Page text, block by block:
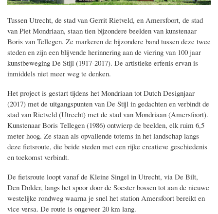
Tussen Utrecht, de stad van Gerrit Rietveld, en Amersfoort, de stad
van Piet Mondriaan, staan tien bijzondere beelden van kunstenaar
Boris van Tellegen. Ze markeren de bijzondere band tussen deze twee
steden en zijn een blijvende herinnering aan de viering van 100 jaar
kunstbeweging De Stijl (1917-2017). De artistieke erfenis ervan is
inmiddels niet meer weg te denken.
Het project is gestart tijdens het Mondriaan tot Dutch Designjaar
(2017) met de uitgangspunten van De Stijl in gedachten en verbindt de
stad van Rietveld (Utrecht) met de stad van Mondriaan (Amersfoort).
Kunstenaar Boris Tellegen (1986) ontwierp de beelden, elk ruim 6,5
meter hoog. Ze staan als opvallende totems in het landschap langs
deze fietsroute, die beide steden met een rijke creatieve geschiedenis
en toekomst verbindt.
De fietsroute loopt vanaf de Kleine Singel in Utrecht, via De Bilt,
Den Dolder, langs het spoor door de Soester bossen tot aan de nieuwe
westelijke rondweg waarna je snel het station Amersfoort bereikt en
vice versa. De route is ongeveer 20 km lang.